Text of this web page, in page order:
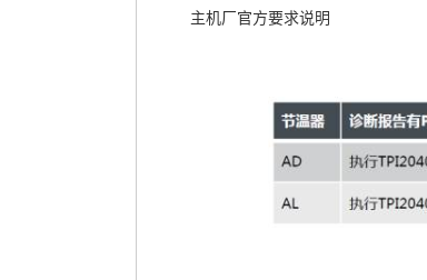
主机厂官方要求说明